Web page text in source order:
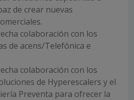
de crear nuevas
colaboración con los
de acens/Telefónica e
colaboración con los
de Hyperescalers y el
Preventa para ofrecer la